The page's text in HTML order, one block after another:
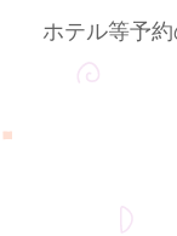
ホテル等予